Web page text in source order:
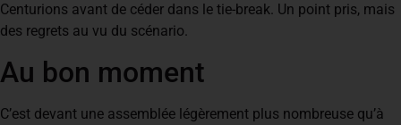
Centurions avant de céder dans le tie-break. Un point pris, mais
des regrets au vu du scénario.
Au bon moment
C’est devant une assemblée légèrement plus nombreuse qu’à